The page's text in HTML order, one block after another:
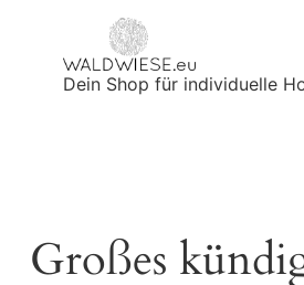
Dein Shop für individuelle
Großes